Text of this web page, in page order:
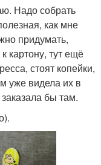
Надо собрать
как мне
придумать,
картону, тут ещё
стоят копейки,
уже видела их в
бы там.